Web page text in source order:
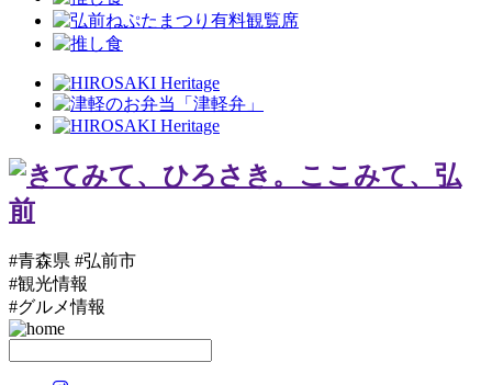
#青森県 #弘前市
#観光情報
#グルメ情報